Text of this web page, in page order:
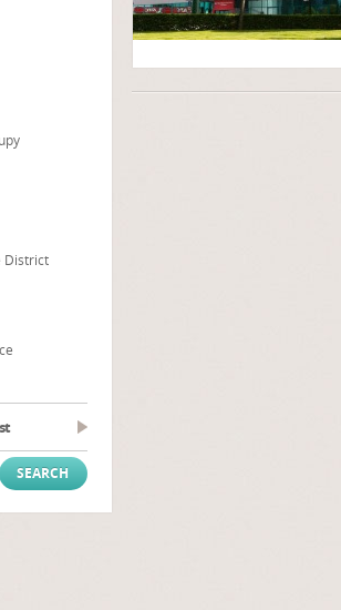
District